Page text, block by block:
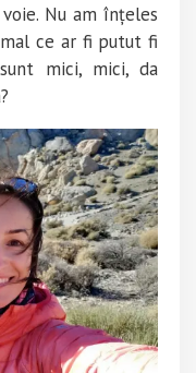
Nu am înțeles
ce ar fi putut fi
mici, mici, da